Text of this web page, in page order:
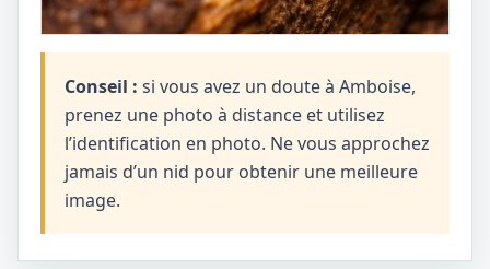
Conseil : si vous avez un doute à Amboise,
prenez une photo à distance et utilisez
l’identification en photo. Ne vous approchez
jamais d’un nid pour obtenir une meilleure
image.